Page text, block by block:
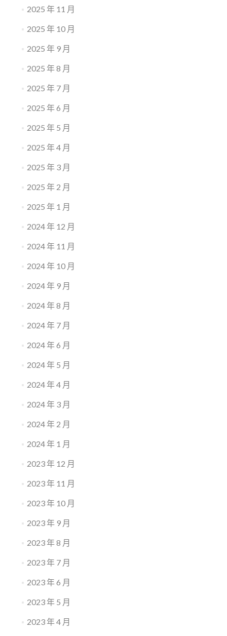
2025 年 11 月
2025 年 10 月
2025 年 9 月
2025 年 8 月
2025 年 7 月
2025 年 6 月
2025 年 5 月
2025 年 4 月
2025 年 3 月
2025 年 2 月
2025 年 1 月
2024 年 12 月
2024 年 11 月
2024 年 10 月
2024 年 9 月
2024 年 8 月
2024 年 7 月
2024 年 6 月
2024 年 5 月
2024 年 4 月
2024 年 3 月
2024 年 2 月
2024 年 1 月
2023 年 12 月
2023 年 11 月
2023 年 10 月
2023 年 9 月
2023 年 8 月
2023 年 7 月
2023 年 6 月
2023 年 5 月
2023 年 4 月